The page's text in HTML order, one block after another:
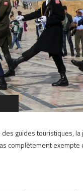
guides touristiques, la
complètement exempte